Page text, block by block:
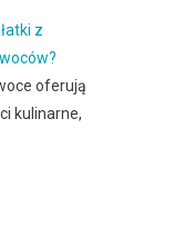
z
oferują
kulinarne,